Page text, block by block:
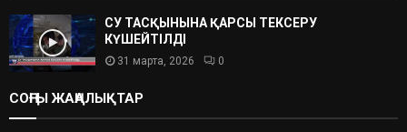
СУ ТАСҚЫНЫНА ҚАРСЫ ТЕКСЕРУ
КҮШЕЙТІЛДІ
31 марта, 2026 0
СОҢҒЫ ЖАҢАЛЫҚТАР